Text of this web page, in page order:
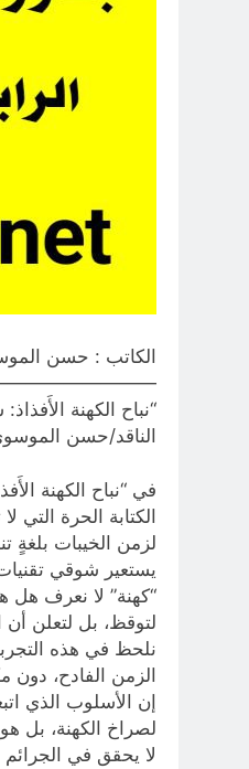
الكاتب : حسن
“نباح الكهنة
الناقد/حسن
في “نباح الكهنة
الكتابة الحرة
لزمن الخيبات بلغةٍ
يستعير شوقي
“كهنة” لا نعرف هل
لتوقظ، بل لتعلن
نلحظ في هذه التجربة
الزمن الفادح، دون
إن الأسلوب الذي
لصراخ الكهنة، بل
لا يحقق في